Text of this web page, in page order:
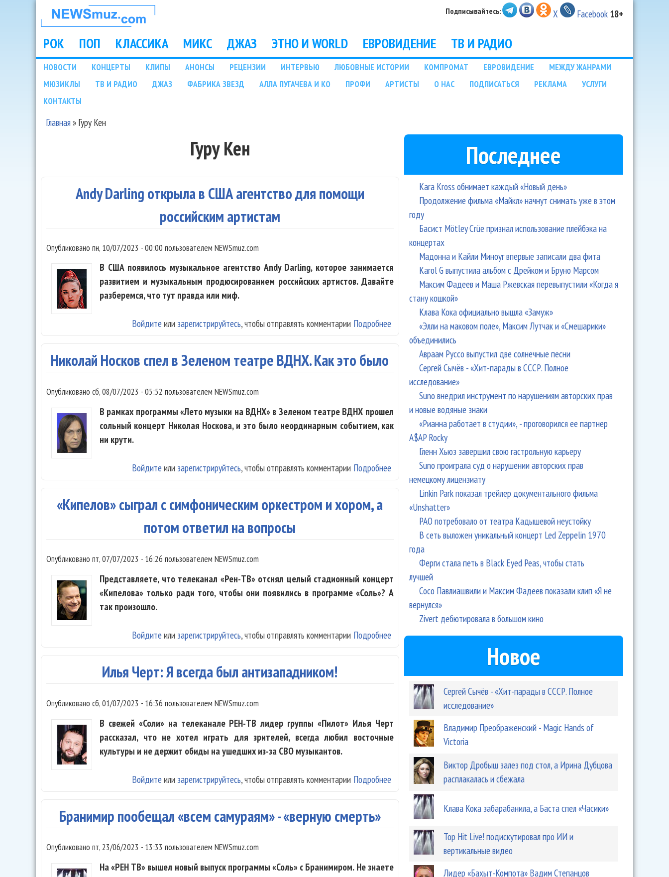
НОВОСТИ
МУЗЫКИ И
ШОУ БИЗНЕСА
NEWSMUZ.COM
Подписывайтесь: X Facebook 18+
Main menu
РОК ПОП КЛАССИКА МИКС ДЖАЗ ЭТНО И WORLD ЕВРОВИДЕНИЕ ТВ И РАДИО
Подразделы
НОВОСТИ КОНЦЕРТЫ КЛИПЫ АНОНСЫ РЕЦЕНЗИИ ИНТЕРВЬЮ ЛЮБОВНЫЕ ИСТОРИИ КОМПРОМАТ ЕВРОВИДЕНИЕ
МЕЖДУ ЖАНРАМИ
МЮЗИКЛЫ
ТВ И РАДИО ДЖАЗ ФАБРИКА ЗВЕЗД АЛЛА ПУГАЧЕВА И КО ПРОФИ АРТИСТЫ О НАС ПОДПИСАТЬСЯ РЕКЛАМА
УСЛУГИ
КОНТАКТЫ
Вы здесь
Главная» Гуру Кен
Гуру Кен
Andy Darling открыла в США агентство для помощи
российским артистам
Опубликовано пн, 10/07/2023 - 00:00 пользователем NEWSmuz.com
В США появилось музыкальное агентство Andy Darling, которое занимается
развитием и музыкальным продюсированием российских артистов. Давайте
разберемся, что тут правда или миф.
Подробнее о Andy Darling открыла в США агентство для помощи российским
артистам
Войдите или зарегистрируйтесь, чтобы отправлять комментарии
Николай Носков спел в Зеленом театре ВДНХ. Как это было
Опубликовано сб, 08/07/2023 - 05:52 пользователем NEWSmuz.com
В рамках программы «Лето музыки на ВДНХ» в Зеленом театре ВДНХ прошел
сольный концерт Николая Носкова, и это было неординарным событием, как
ни крути.
Подробнее о Николай Носков спел в Зеленом театре ВДНХ. Как это было
Войдите или зарегистрируйтесь, чтобы отправлять комментарии
«Кипелов» сыграл с симфоническим оркестром и хором, а
потом ответил на вопросы
Опубликовано пт, 07/07/2023 - 16:26 пользователем NEWSmuz.com
Представляете, что телеканал «Рен-ТВ» отснял целый стадионный концерт
«Кипелова» только ради того, чтобы они появились в программе «Соль»? А
так произошло.
Подробнее о «Кипелов» сыграл с симфоническим оркестром и хором, а потом
Войдите или зарегистрируйтесь, чтобы отправлять комментарии
Илья Черт: Я всегда был антизападником!
Опубликовано сб, 01/07/2023 - 16:36 пользователем NEWSmuz.com
В свежей «Соли» на телеканале РЕН-ТВ лидер группы «Пилот» Илья Черт
рассказал, что не хотел играть для зрителей, всегда любил восточные
культуры и не держит обиды на ушедших из-за СВО музыкантов.
Подробнее о Илья Черт: Я всегда был антизападником!
Войдите или зарегистрируйтесь, чтобы отправлять комментарии
Бранимир пообещал «всем самураям» - «верную смерть»
Опубликовано пт, 23/06/2023 - 13:33 пользователем NEWSmuz.com
На «РЕН ТВ» вышел новый выпуск программы «Соль» с Бранимиром. Не знаете
Последнее
Kara Kross обнимает каждый «Новый день»
Продолжение фильма «Майкл» начнут снимать уже в этом
году
Басист Mötley Crüe признал использование плейбэка на
концертах
Мадонна и Кайли Миноуг впервые записали два фита
Karol G выпустила альбом с Дрейком и Бруно Марсом
Максим Фадеев и Маша Ржевская перевыпустили «Когда я
стану кошкой»
Клава Кока официально вышла «Замуж»
«Элли на маковом поле», Максим Лутчак и «Смешарики»
объединились
Авраам Руссо выпустил две солнечные песни
Сергей Сычёв - «Хит-парады в СССР. Полное
исследование»
Suno внедрил инструмент по нарушениям авторских прав
и новые водяные знаки
«Рианна работает в студии», - проговорился ее партнер
A$AP Rocky
Гленн Хьюз завершил свою гастрольную карьеру
Suno проиграла суд о нарушении авторских прав
немецкому лицензиату
Linkin Park показал трейлер документального фильма
«Unshatter»
РАО потребовало от театра Кадышевой неустойку
В сеть выложен уникальный концерт Led Zeppelin 1970
года
Ферги стала петь в Black Eyed Peas, чтобы стать
лучшей
Сосо Павлиашвили и Максим Фадеев показали клип «Я не
вернулся»
Zivert дебютировала в большом кино
Новое
Сергей Сычёв - «Хит-парады в СССР. Полное
исследование»
Владимир Преображенский - Magic Hands of
Victoria
Виктор Дробыш залез под стол, а Ирина Дубцова
расплакалась и сбежала
Клава Кока забарабанила, а Баста спел «Часики»
Top Hit Live! подискутировал про ИИ и
вертикальные видео
Лидер «Бахыт-Компота» Вадим Степанцов